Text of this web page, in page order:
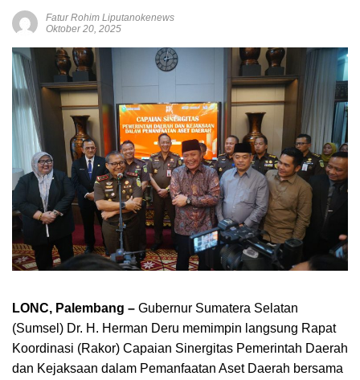
Fatur Rohim Liputanokenews
Oktober 20, 2025
LONC, Palembang – Gubernur Sumatera Selatan
(Sumsel) Dr. H. Herman Deru memimpin langsung Rapat
Koordinasi (Rakor) Capaian Sinergitas Pemerintah Daerah
dan Kejaksaan dalam Pemanfaatan Aset Daerah bersama